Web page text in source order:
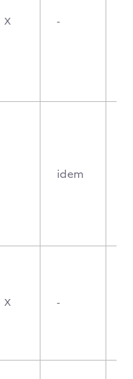
X -
idem
X -